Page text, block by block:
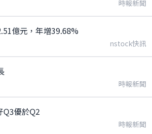
時報新聞
億元，年增39.68%
nstock快訊
時報新聞
Q3優於Q2
時報新聞